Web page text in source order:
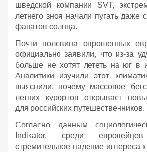
шведской компании SVT,
летнего зноя начали пугать даже
фанатов солнца.
Почти половина опрошенных
официально заявили, что из-за
больше не хотят лететь на юг в
Аналитики изучили этот
выяснили, почему массовое
летних курортов открывает
для российских путешественников.
Согласно данным
Indikator, среди европейцев
стремительное падение интереса